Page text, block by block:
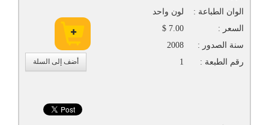
أضف إلى السلة
الوان الطباعة :
لون واحد
السعر :
7.00 $
سنة الصدور :
2008
رقم الطبعة :
1